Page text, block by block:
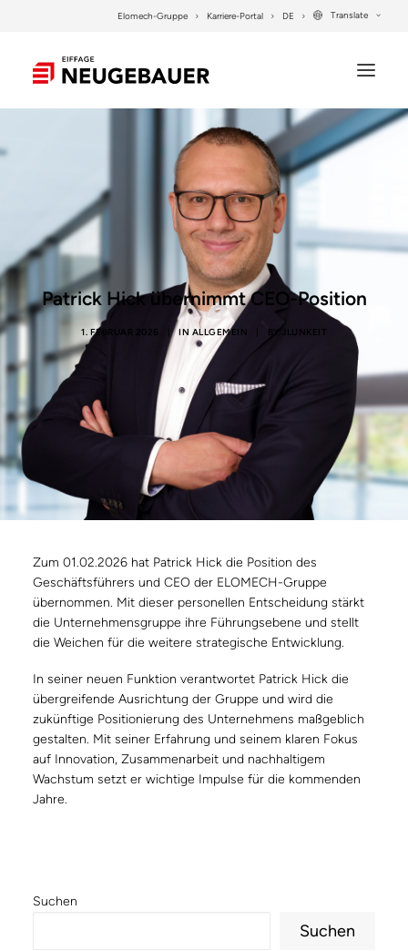
Elomech-Gruppe Karriere-Portal DE Translate
PROJEKTE
KONTAKT
SEARCH
Patrick Hick übernimmt CEO-Position
1. FEBRUAR 2026 IN ALLGEMEIN BY JLUNKEIT
Zum 01.02.2026 hat Patrick Hick die Position des
Geschäftsführers und CEO der ELOMECH-Gruppe
übernommen. Mit dieser personellen Entscheidung stärkt
die Unternehmensgruppe ihre Führungsebene und stellt
die Weichen für die weitere strategische Entwicklung.
In seiner neuen Funktion verantwortet Patrick Hick die
übergreifende Ausrichtung der Gruppe und wird die
zukünftige Positionierung des Unternehmens maßgeblich
gestalten. Mit seiner Erfahrung und seinem klaren Fokus
auf Innovation, Zusammenarbeit und nachhaltigem
Wachstum setzt er wichtige Impulse für die kommenden
Jahre.
Suchen
Suchen